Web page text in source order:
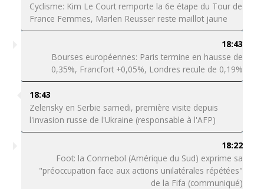
Cyclisme: Kim Le Court remporte la 6e étape du Tour de
France Femmes, Marlen Reusser reste maillot jaune
18:43
Bourses européennes: Paris termine en hausse de
0,35%, Francfort +0,05%, Londres recule de 0,19%
18:43
Zelensky en Serbie samedi, première visite depuis
l'invasion russe de l'Ukraine (responsable à l'AFP)
18:22
Foot: la Conmebol (Amérique du Sud) exprime sa
"préoccupation face aux actions unilatérales répétées"
de la Fifa (communiqué)